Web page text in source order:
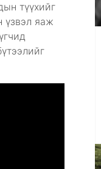
түүхийг
үзвэл яаж